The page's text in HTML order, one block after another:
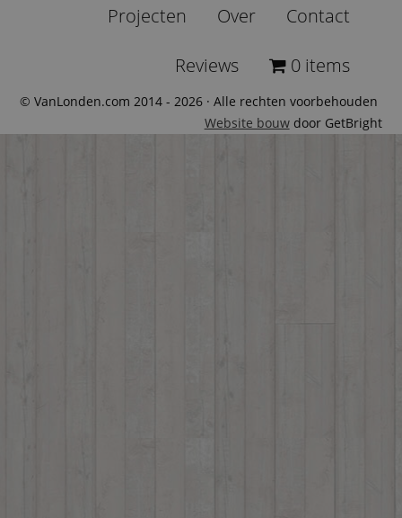
Projecten Over Contact
Reviews 0 items
© VanLonden.com 2014 - 2026 · Alle rechten voorbehouden
Website bouwdoor GetBright